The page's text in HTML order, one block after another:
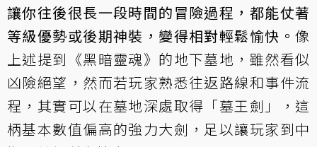
讓你往後很長一段時間的冒險過程，都能仗著
等級優勢或後期神裝，變得相對輕鬆愉快。 像
上述提到《黑暗靈魂》的地下墓地，雖然看似
凶險絕望，然而若玩家熟悉往返路線和事件流
程，其實可以在墓地深處取得「墓王劍」，這
柄基本數值偏高的強力大劍，足以讓玩家到中